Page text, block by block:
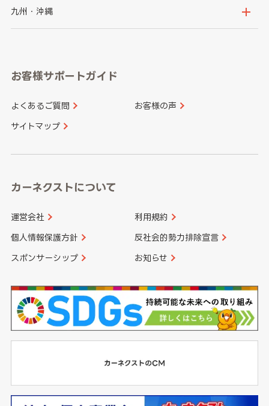
神奈川県
山梨県
愛知県
京都府
和歌山県
鳥取県
山口県
香川県 愛媛県
九州・沖縄
長崎県
大分県 宮崎県
お客様サポートガイド
よくあるご質問 お客様の声
サイトマップ
カーネクストについて
運営会社 利用規約
個人情報保護方針 反社会的勢力排除宣言
スポンサーシップ お知らせ